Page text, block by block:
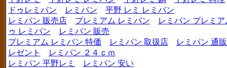
ドゥレミパン
レミパン
平野 レミ レミパン
レミパン 販売店
プレミアム レミパン
レミパン プレミア
ゥ レミパン
レミパン 販売
プレミアム レミパン 特価
レミパン 取扱店
レミパン 通販
レゼント
レミパン ２４ｃｍ
レミパン 平野レミ
レミパン 安い